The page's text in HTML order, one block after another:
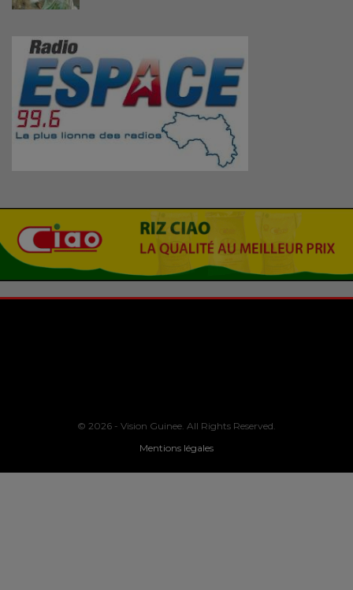
© 2026 - Vision Guinee. All Rights Reserved.
Mentions légales